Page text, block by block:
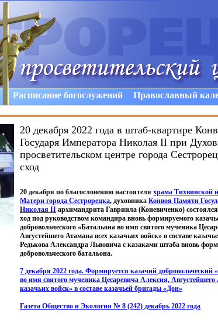
Расписание богослужений Православный
20 декабря 2022 года в штаб-квартире
Государя Императора Николая II при
просветительском центре города
сход
20 декабря по благословению настоятеля храма Тихвинской
Матери города Сестрорецка, духовника Конвоя Памяти
Николая II архимандрита Гавриила (Коневиченко) состоялся
ход под руководством командира вновь формируемого
добровольческого «Батальона во имя святого мученика
Августейшего Атамана всех казачьих войск» в составе
Редькова Александра Львовича с казаками штаба вновь
добровольческого батальона.
7 декабря 2022 года. Формируется казачий добровольческий
во имя святого мученика Цесаревича Алексия, Августейшего
казачьих войск» в составе казачьей бригады «Дон»
Газета Общество и Экология № 8 (242) декабрь 2022 года